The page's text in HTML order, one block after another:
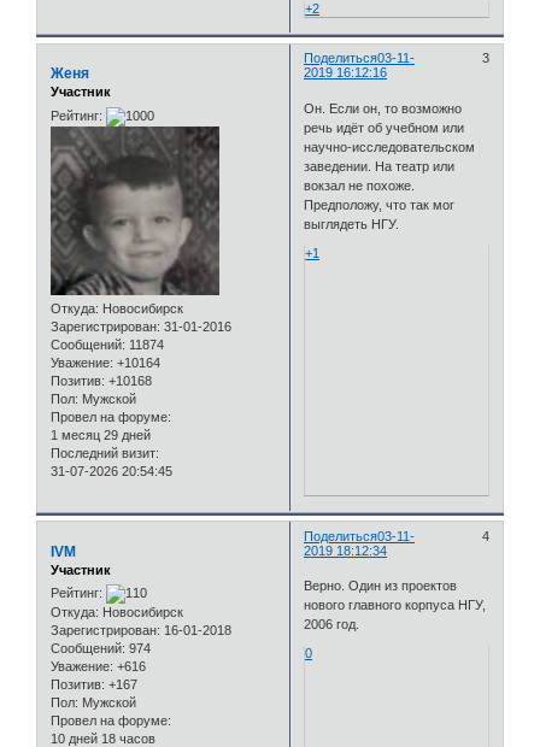
+2
Поделиться 3
03-11-
2019 16:12:16
Женя
Участник
Рейтинг:
Откуда: Новосибирск
Зарегистрирован: 31-01-2016
Сообщений: 11874
Уважение: +10164
Позитив: +10168
Пол: Мужской
Провел на форуме:
1 месяц 29 дней
Последний визит:
31-07-2026 20:54:45
Он. Если он, то возможно
речь идёт об учебном или
научно-исследовательском
заведении. На театр или
вокзал не похоже.
Предположу, что так мог
выглядеть НГУ.
+1
Поделиться 4
03-11-
2019 18:12:34
IVM
Участник
Рейтинг:
Откуда: Новосибирск
Зарегистрирован: 16-01-2018
Сообщений: 974
Уважение: +616
Позитив: +167
Пол: Мужской
Провел на форуме:
10 дней 18 часов
Верно. Один из проектов
нового главного корпуса НГУ,
2006 год.
0